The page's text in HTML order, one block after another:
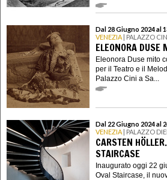
Dal 28 Giugno 2024 al
VENEZIA | PALAZZO
ELEONORA DUSE
Eleonora Duse mito
per il Teatro e il
Palazzo Cini a Sa...
Dal 22 Giugno 2024 al
VENEZIA | PALAZZO
CARSTEN
STAIRCASE
Inaugurato oggi 22
Oval Staircase, il